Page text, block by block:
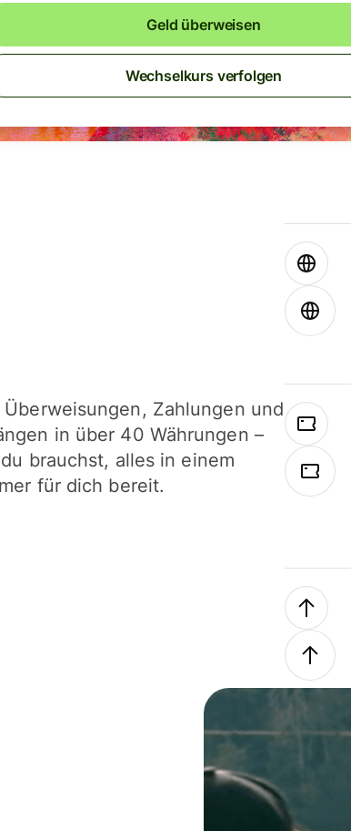
Geld überweisen
Wechselkurs verfolgen
Zahlungen und
in über 40 Währungen –
brauchst, alles in einem
für dich bereit.